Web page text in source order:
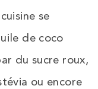
se
de coco
du sucre roux,
ou encore